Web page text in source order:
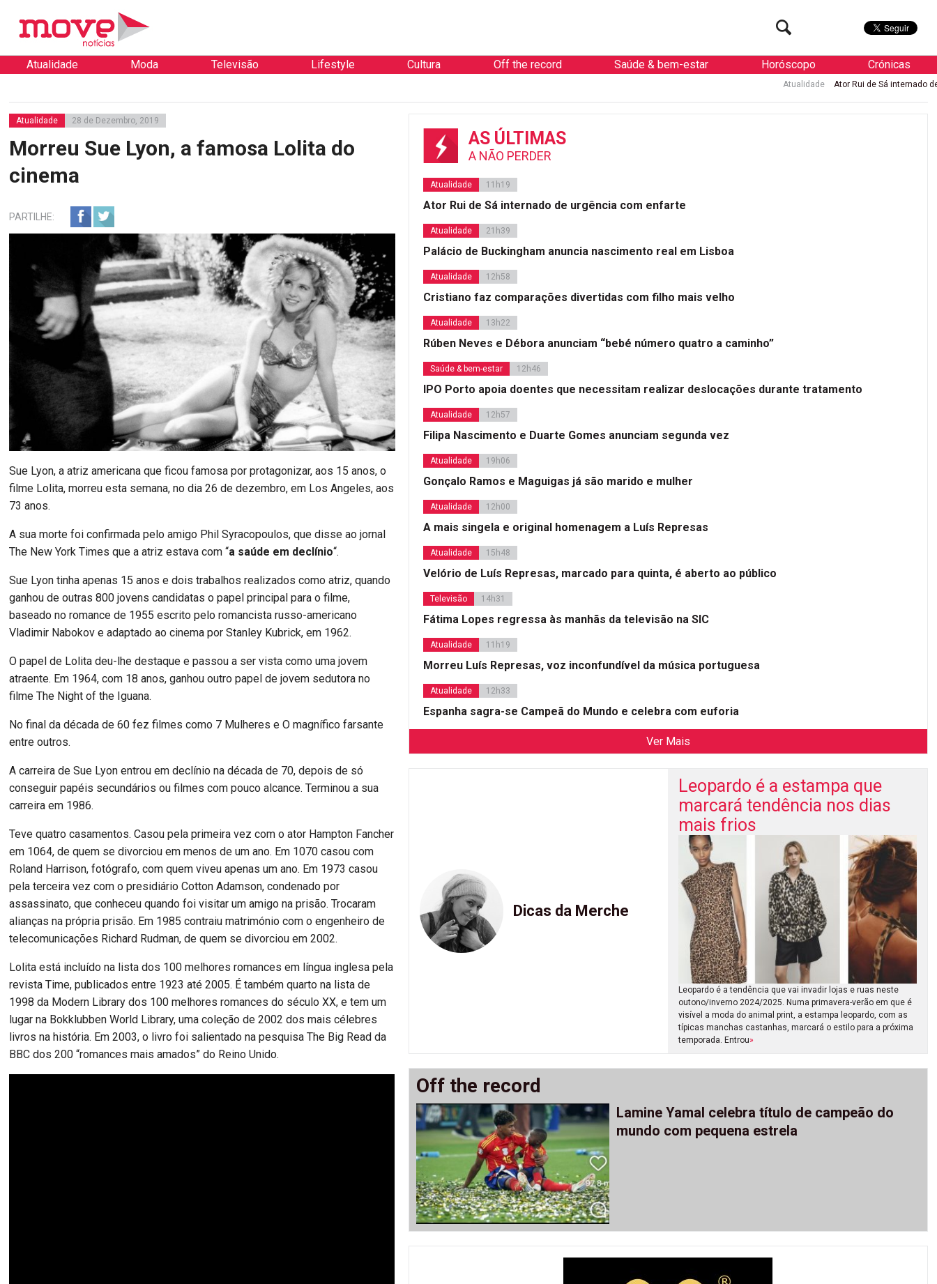
Atualidade Moda Televisão Lifestyle Cultura Off the record Saúde & bem-estar Horóscopo Crónicas
Ator Rui de Sá internado de urgência com
Atualidade 28 de Dezembro, 2019
Morreu Sue Lyon, a famosa Lolita do
cinema
PARTILHE:
Sue Lyon, a atriz americana que ficou famosa por protagonizar, aos 15 anos, o
filme Lolita, morreu esta semana, no dia 26 de dezembro, em Los Angeles, aos
73 anos.
A sua morte foi confirmada pelo amigo Phil Syracopoulos, que disse ao jornal
The New York Times que a atriz estava com “a saúde em declínio“.
Sue Lyon tinha apenas 15 anos e dois trabalhos realizados como atriz, quando
ganhou de outras 800 jovens candidatas o papel principal para o filme,
baseado no romance de 1955 escrito pelo romancista russo-americano
Vladimir Nabokov e adaptado ao cinema por Stanley Kubrick, em 1962.
O papel de Lolita deu-lhe destaque e passou a ser vista como uma jovem
atraente. Em 1964, com 18 anos, ganhou outro papel de jovem sedutora no
filme The Night of the Iguana.
No final da década de 60 fez filmes como 7 Mulheres e O magnífico farsante
entre outros.
A carreira de Sue Lyon entrou em declínio na década de 70, depois de só
conseguir papéis secundários ou filmes com pouco alcance. Terminou a sua
carreira em 1986.
Teve quatro casamentos. Casou pela primeira vez com o ator Hampton Fancher
em 1064, de quem se divorciou em menos de um ano. Em 1070 casou com
Roland Harrison, fotógrafo, com quem viveu apenas um ano. Em 1973 casou
pela terceira vez com o presidiário Cotton Adamson, condenado por
assassinato, que conheceu quando foi visitar um amigo na prisão. Trocaram
alianças na própria prisão. Em 1985 contraiu matrimónio com o engenheiro de
telecomunicações Richard Rudman, de quem se divorciou em 2002.
Lolita está incluído na lista dos 100 melhores romances em língua inglesa pela
revista Time, publicados entre 1923 até 2005. É também quarto na lista de
1998 da Modern Library dos 100 melhores romances do século XX, e tem um
lugar na Bokklubben World Library, uma coleção de 2002 dos mais célebres
livros na história. Em 2003, o livro foi salientado na pesquisa The Big Read da
BBC dos 200 “romances mais amados” do Reino Unido.
AS ÚLTIMAS
A NÃO PERDER
Atualidade 11h19
Ator Rui de Sá internado de urgência com enfarte
Atualidade 21h39
Palácio de Buckingham anuncia nascimento real em Lisboa
Atualidade 12h58
Cristiano faz comparações divertidas com filho mais velho
Atualidade 13h22
Rúben Neves e Débora anunciam “bebé número quatro a caminho”
Saúde & bem-estar 12h46
IPO Porto apoia doentes que necessitam realizar deslocações durante tratamento
Atualidade 12h57
Filipa Nascimento e Duarte Gomes anunciam segunda vez
Atualidade 19h06
Gonçalo Ramos e Maguigas já são marido e mulher
Atualidade 12h00
A mais singela e original homenagem a Luís Represas
Atualidade 15h48
Velório de Luís Represas, marcado para quinta, é aberto ao público
Televisão 14h31
Fátima Lopes regressa às manhãs da televisão na SIC
Atualidade 11h19
Morreu Luís Represas, voz inconfundível da música portuguesa
Atualidade 12h33
Espanha sagra-se Campeã do Mundo e celebra com euforia
Ver Mais
Dicas da Merche
Leopardo é a estampa que
marcará tendência nos dias
mais frios
Leopardo é a tendência que vai invadir lojas e ruas neste
outono/inverno 2024/2025. Numa primavera-verão em que é
visível a moda do animal print, a estampa leopardo, com as
típicas manchas castanhas, marcará o estilo para a próxima
temporada. Entrou»
Off the record
Lamine Yamal celebra título de campeão do
mundo com pequena estrela